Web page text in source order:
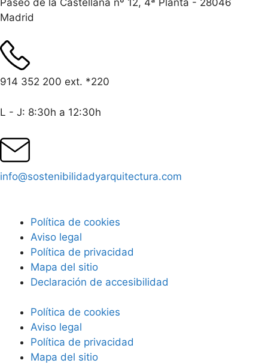
Madrid
914 352 200 ext. *220
L - J: 8:30h a 12:30h
info@sostenibilidadyarquitectura.com
Política de cookies
Aviso legal
Política de privacidad
Mapa del sitio
Declaración de accesibilidad
Política de cookies
Aviso legal
Política de privacidad
Mapa del sitio